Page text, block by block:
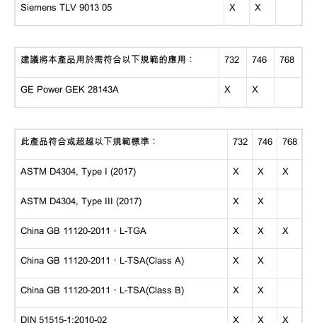
Siemens TLV 9013 05 X X
建議將本產品用於需符合以下規範的應用： 732 746 768
GE Power GEK 28143A X X
此產品符合或超越以下規範標準： 732 746 768
ASTM D4304, Type I (2017) X X X
ASTM D4304, Type III (2017) X X
China GB 11120-2011，L-TGA X X X
China GB 11120-2011，L-TSA(Class A) X X
China GB 11120-2011，L-TSA(Class B) X X
DIN 51515-1:2010-02 X X X